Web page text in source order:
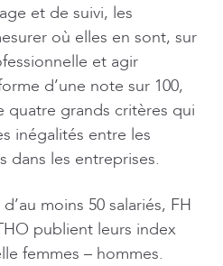
et de suivi, les
où elles en sont, sur
et agir
d’une note sur 100,
quatre grands critères qui
inégalités entre les
dans les entreprises.
moins 50 salariés, FH
publient leurs index
femmes – hommes.